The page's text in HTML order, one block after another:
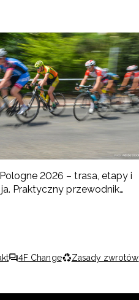
2026 – trasa, etapy i
Praktyczny przewodnik
4F Change Zasady zwrotów